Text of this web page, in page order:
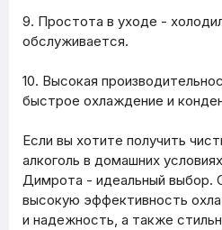
9. Простота в уходе -
обслуживается.
10. Высокая
быстрое охлаждение и
Если вы хотите получить
алкоголь в домашних
Димрота - идеальный выбор.
высокую эффективность
и надежность, а также